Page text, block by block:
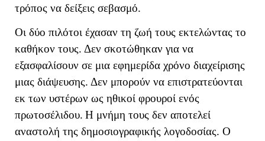
τρόπος να δείξεις σεβασμό.
Οι δύο πιλότοι έχασαν τη ζωή τους εκτελώντας το
καθήκον τους. Δεν σκοτώθηκαν για να
εξασφαλίσουν σε μια εφημερίδα χρόνο διαχείρισης
μιας διάψευσης. Δεν μπορούν να επιστρατεύονται
εκ των υστέρων ως ηθικοί φρουροί ενός
πρωτοσέλιδου. Η μνήμη τους δεν αποτελεί
αναστολή της δημοσιογραφικής λογοδοσίας. Ο